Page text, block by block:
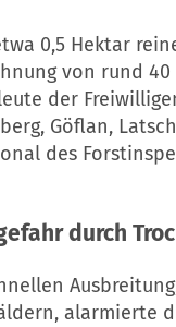
0,5 Hektar
von rund 40
der
Göflan,
des
durch
alarmierte